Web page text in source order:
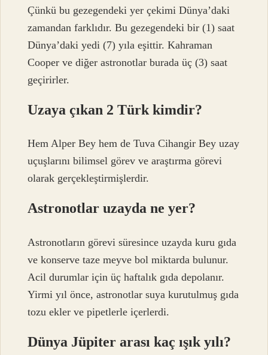
Çünkü bu gezegendeki yer çekimi Dünya’daki
zamandan farklıdır. Bu gezegendeki bir (1) saat
Dünya’daki yedi (7) yıla eşittir. Kahraman
Cooper ve diğer astronotlar burada üç (3) saat
geçirirler.
Uzaya çıkan 2 Türk kimdir?
Hem Alper Bey hem de Tuva Cihangir Bey uzay
uçuşlarını bilimsel görev ve araştırma görevi
olarak gerçekleştirmişlerdir.
Astronotlar uzayda ne yer?
Astronotların görevi süresince uzayda kuru gıda
ve konserve taze meyve bol miktarda bulunur.
Acil durumlar için üç haftalık gıda depolanır.
Yirmi yıl önce, astronotlar suya kurutulmuş gıda
tozu ekler ve pipetlerle içerlerdi.
Dünya Jüpiter arası kaç ışık yılı?